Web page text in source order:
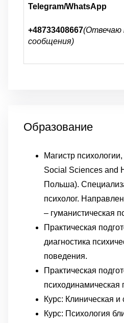
Telegram/WhatsApp
+48733408667(Отвечаю
сообщения)
Образование
Магистр
Social Sciences and
Польша).
психолог.
– гуманистическая
Практическая
диагностика
поведения.
Практическая
психодинамическая
Курс: Клиническая и
Курс: Психология